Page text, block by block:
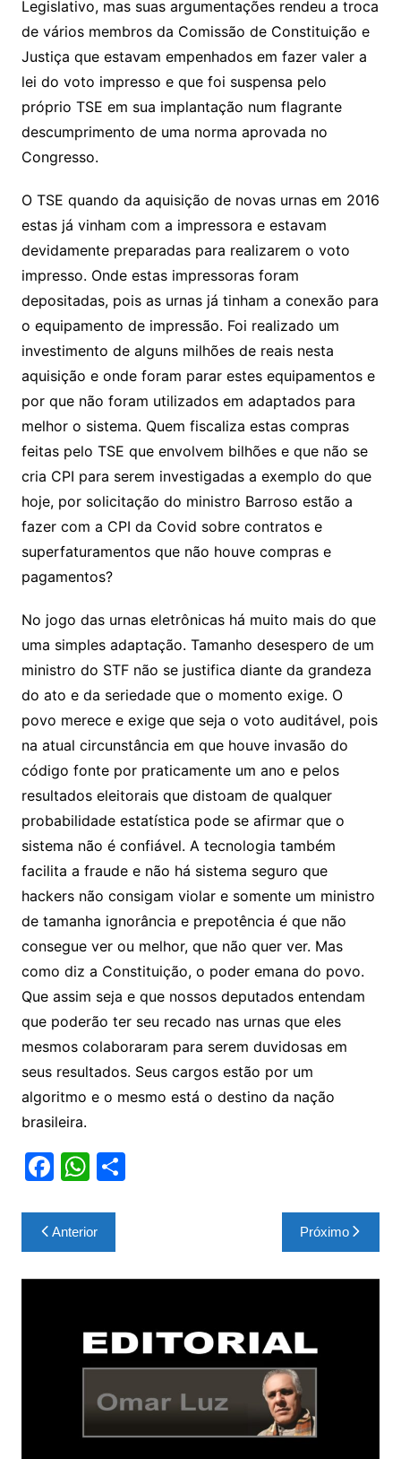
Legislativo, mas suas argumentações rendeu a troca
de vários membros da Comissão de Constituição e
Justiça que estavam empenhados em fazer valer a
lei do voto impresso e que foi suspensa pelo
próprio TSE em sua implantação num flagrante
descumprimento de uma norma aprovada no
Congresso.
O TSE quando da aquisição de novas urnas em 2016
estas já vinham com a impressora e estavam
devidamente preparadas para realizarem o voto
impresso. Onde estas impressoras foram
depositadas, pois as urnas já tinham a conexão para
o equipamento de impressão. Foi realizado um
investimento de alguns milhões de reais nesta
aquisição e onde foram parar estes equipamentos e
por que não foram utilizados em adaptados para
melhor o sistema. Quem fiscaliza estas compras
feitas pelo TSE que envolvem bilhões e que não se
cria CPI para serem investigadas a exemplo do que
hoje, por solicitação do ministro Barroso estão a
fazer com a CPI da Covid sobre contratos e
superfaturamentos que não houve compras e
pagamentos?
No jogo das urnas eletrônicas há muito mais do que
uma simples adaptação. Tamanho desespero de um
ministro do STF não se justifica diante da grandeza
do ato e da seriedade que o momento exige. O
povo merece e exige que seja o voto auditável, pois
na atual circunstância em que houve invasão do
código fonte por praticamente um ano e pelos
resultados eleitorais que distoam de qualquer
probabilidade estatística pode se afirmar que o
sistema não é confiável. A tecnologia também
facilita a fraude e não há sistema seguro que
hackers não consigam violar e somente um ministro
de tamanha ignorância e prepotência é que não
consegue ver ou melhor, que não quer ver. Mas
como diz a Constituição, o poder emana do povo.
Que assim seja e que nossos deputados entendam
que poderão ter seu recado nas urnas que eles
mesmos colaboraram para serem duvidosas em
seus resultados. Seus cargos estão por um
algoritmo e o mesmo está o destino da nação
brasileira.
F
c
e
b
W
at
s
A
p
S
Navegação
de
Post
Anterior Próximo